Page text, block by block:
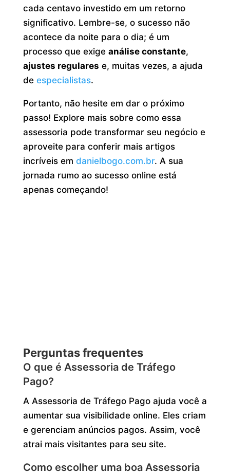
cada centavo investido em um retorno
significativo. Lembre-se, o sucesso não
acontece da noite para o dia; é um
processo que exige análise constante,
ajustes regulares e, muitas vezes, a ajuda
de especialistas.
Portanto, não hesite em dar o próximo
passo! Explore mais sobre como essa
assessoria pode transformar seu negócio e
aproveite para conferir mais artigos
incríveis em danielbogo.com.br. A sua
jornada rumo ao sucesso online está
apenas começando!
Perguntas frequentes
O que é Assessoria de Tráfego
Pago?
A Assessoria de Tráfego Pago ajuda você a
aumentar sua visibilidade online. Eles criam
e gerenciam anúncios pagos. Assim, você
atrai mais visitantes para seu site.
Como escolher uma boa Assessoria